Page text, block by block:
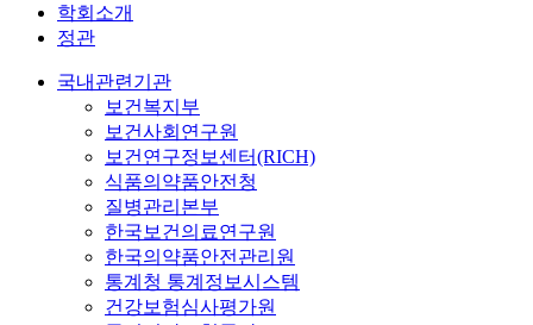
학회소개
정관
국내관련기관
보건복지부
보건사회연구원
보건연구정보센터(RICH)
식품의약품안전청
질병관리본부
한국보건의료연구원
한국의약품안전관리원
통계청 통계정보시스템
건강보험심사평가원